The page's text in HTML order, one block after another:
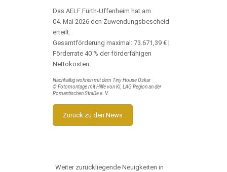
Das AELF Fürth-Uffenheim hat am
04. Mai 2026 den Zuwendungsbescheid
erteilt.
Gesamtförderung maximal: 73.671,39 € |
Förderrate 40 % der förderfähigen
Nettokosten.
Nachhaltig wohnen mit dem Tiny House Oskar
© Fotomontage mit Hilfe von KI, LAG Region an der
Romantischen Straße e. V.
Zurück zu den News
Weiter zurückliegende Neuigkeiten in